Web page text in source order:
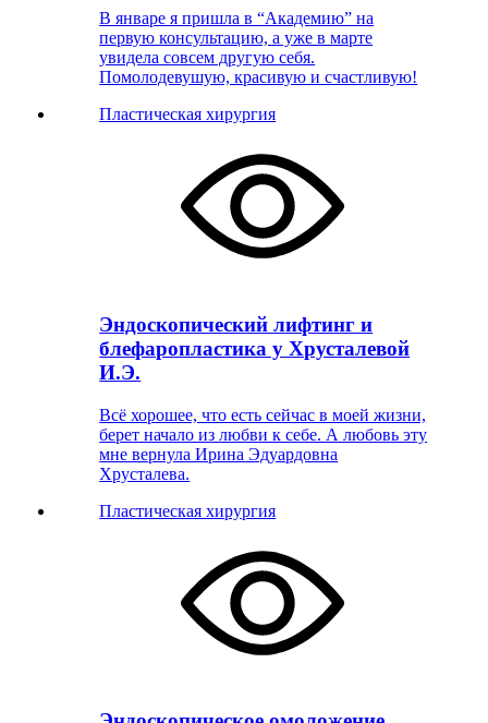
В январе я пришла в “Академию” на
первую консультацию, а уже в марте
увидела совсем другую себя.
Помолодевушую, красивую и счастливую!
Пластическая хирургия
Эндоскопический лифтинг и
блефаропластика у Хрусталевой
И.Э.
Всё хорошее, что есть сейчас в моей жизни,
берет начало из любви к себе. А любовь эту
мне вернула Ирина Эдуардовна
Хрусталева.
Пластическая хирургия